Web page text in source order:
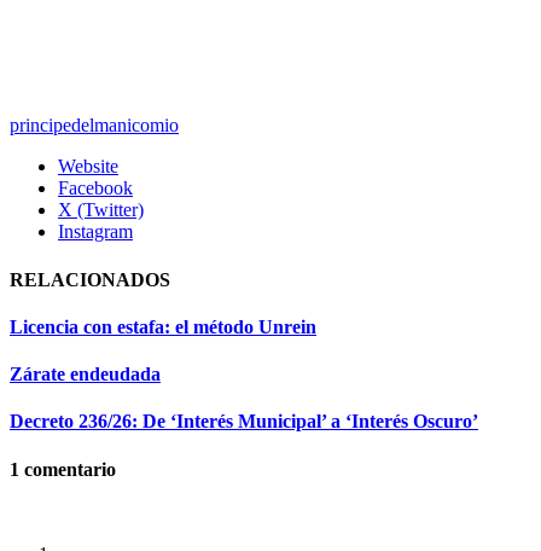
principedelmanicomio
Website
Facebook
X (Twitter)
Instagram
RELACIONADOS
Licencia con estafa: el método Unrein
Zárate endeudada
Decreto 236/26: De ‘Interés Municipal’ a ‘Interés Oscuro’
1 comentario